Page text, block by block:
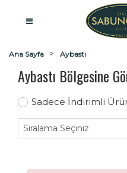
Ana Sayfa Aybastı
Aybastı Bölgesine
Sadece İndirimli